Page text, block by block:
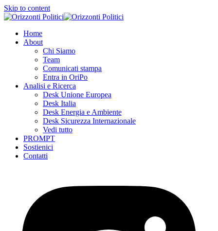
Skip to content
Home
About
Chi Siamo
Team
Comunicati stampa
Entra in OriPo
Analisi e Ricerca
Desk Unione Europea
Desk Italia
Desk Energia e Ambiente
Desk Sicurezza Internazionale
Vedi tutto
PROMPT
Sostienici
Contatti